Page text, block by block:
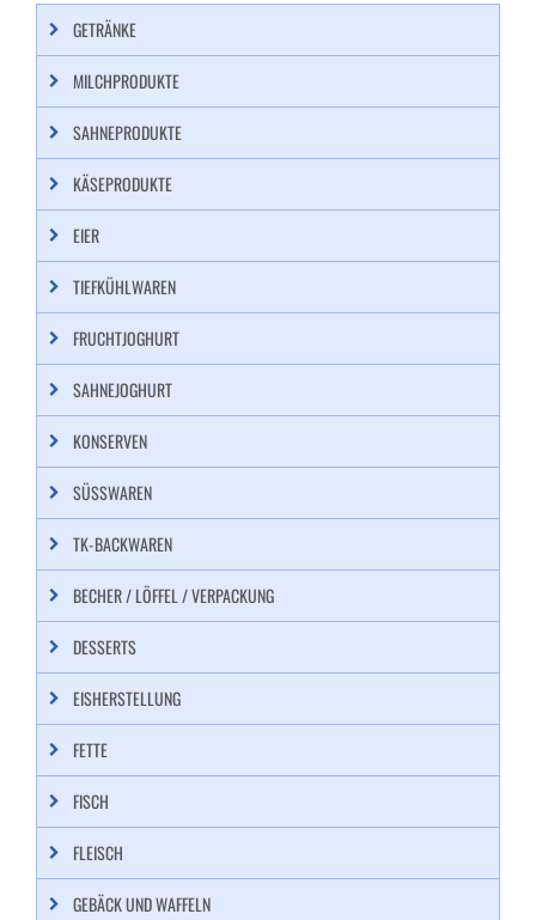
GETRÄNKE
MILCHPRODUKTE
SAHNEPRODUKTE
KÄSEPRODUKTE
EIER
TIEFKÜHLWAREN
FRUCHTJOGHURT
SAHNEJOGHURT
KONSERVEN
SÜSSWAREN
TK-BACKWAREN
BECHER / LÖFFEL / VERPACKUNG
DESSERTS
EISHERSTELLUNG
FETTE
FISCH
FLEISCH
GEBÄCK UND WAFFELN